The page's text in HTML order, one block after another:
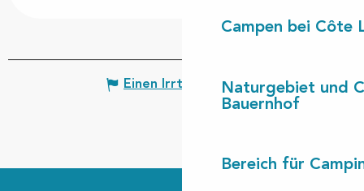
Campen bei Côte
Naturgebiet und
Bauernhof
Bereich für
Einen Irrtum angeben